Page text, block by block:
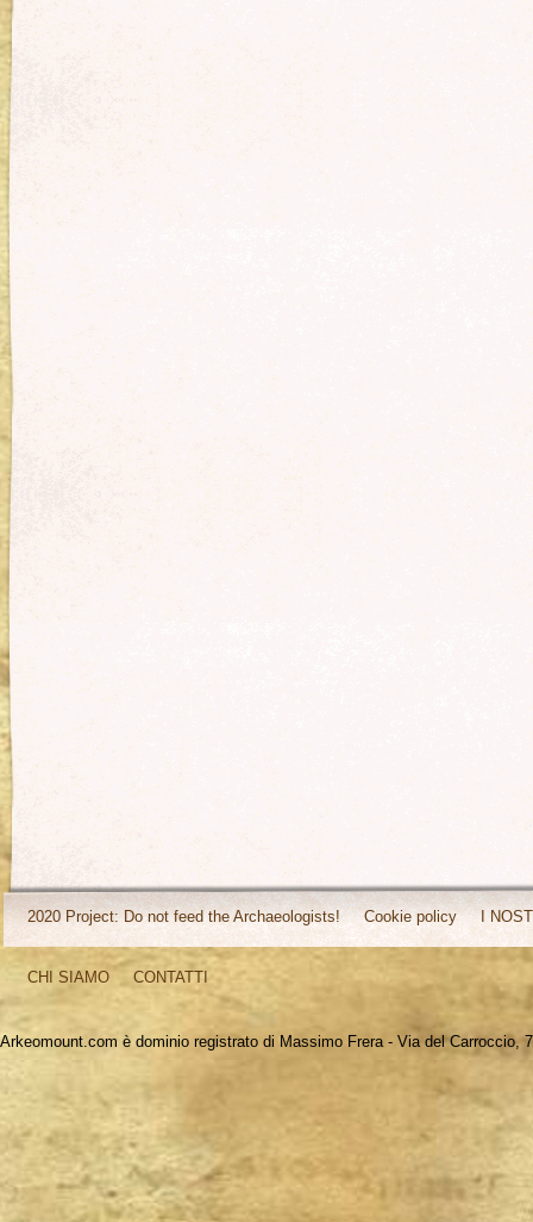
2020 Project: Do not feed the Archaeologists! Cookie policy I
CHI SIAMO CONTATTI
Arkeomount.com è dominio registrato di Massimo Frera - Via del